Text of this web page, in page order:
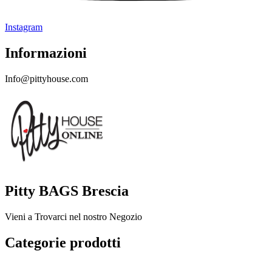
Instagram
Informazioni
Info@pittyhouse.com
Pitty BAGS Brescia
Vieni a Trovarci nel nostro Negozio
Categorie prodotti